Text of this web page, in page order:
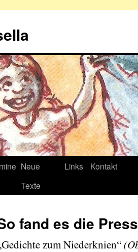
Neue
Texte
Links Kontakt
fand es die
zum Niederknien“